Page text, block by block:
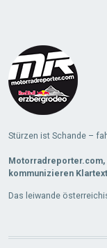
Stürzen ist Schande –
Motorradreporter.com,
kommunizieren
Das leiwande